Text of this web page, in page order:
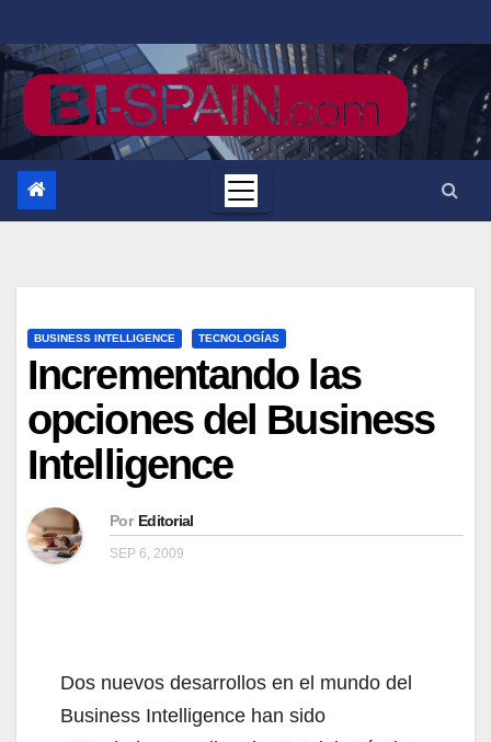
al
contenido
BUSINESS INTELLIGENCE TECNOLOGÍAS
Incrementando las
opciones del Business
Intelligence
Por Editorial
SEP 6, 2009
Dos nuevos desarrollos en el mundo del
Business Intelligence han sido